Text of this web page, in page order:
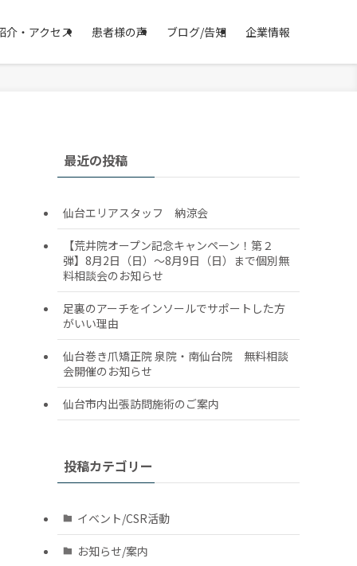
介・アクセス 患者様の声 ブログ/告知 企業情報
最近の投稿
仙台エリアスタッフ 納涼会
【荒井院オープン記念キャンペーン！第２
弾】8月2日（日）～8月9日（日）まで個別無
料相談会のお知らせ
足裏のアーチをインソールでサポートした方
がいい理由
仙台巻き爪矯正院 泉院・南仙台院 無料相談
会開催のお知らせ
仙台市内出張訪問施術のご案内
投稿カテゴリー
イベント/CSR活動
お知らせ/案内